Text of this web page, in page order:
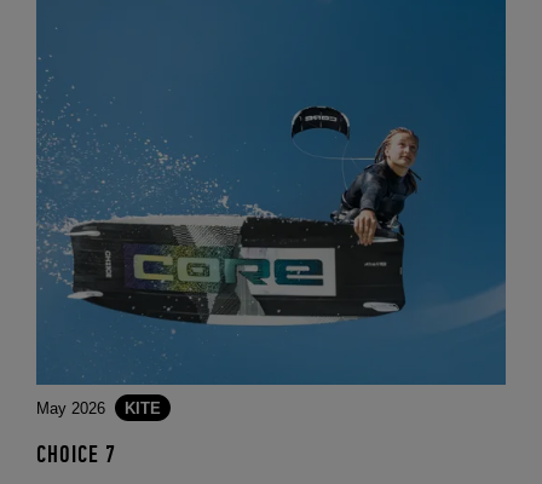
May 2026 KITE
CHOICE 7